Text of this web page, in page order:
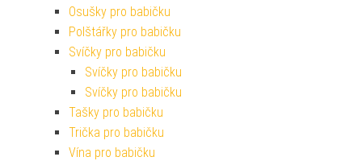
Osušky pro babičku
Polštářky pro babičku
Svíčky pro babičku
Svíčky pro babičku
Svíčky pro babičku
Tašky pro babičku
Trička pro babičku
Vína pro babičku